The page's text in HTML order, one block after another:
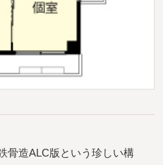
骨造ALC版という珍しい構